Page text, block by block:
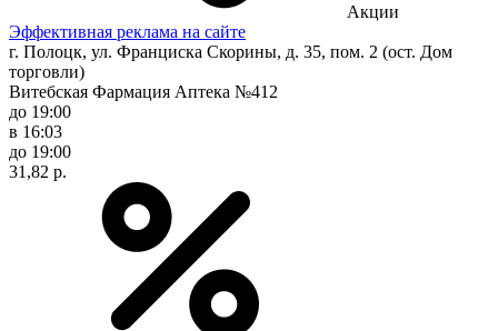
Акции
Эффективная реклама на сайте
г. Полоцк, ул. Франциска Скорины, д. 35, пом. 2 (ост. Дом
торговли)
Витебская Фармация Аптека №412
до 19:00
в 16:03
до 19:00
31,82 р.